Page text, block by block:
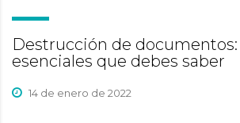
Destrucción de documentos:
esenciales que debes saber
14 de enero de 2022